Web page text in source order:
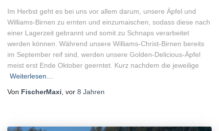
Im Herbst geht es bei uns vor allem darum, unsere Äpfel und
Williams-Birnen zu ernten und einzumaischen, sodass diese nach
einer Lagerzeit gebrannt und somit zu Schnaps verarbeitet
werden können. Während unsere Williams-Christ-Birnen bereits
im September reif sind, werden unsere Golden-Delicious-Äpfel
meist erst Ende Oktober geerntet. Kurz nachdem die jeweilige
Weiterlesen…
Von FischerMaxi, vor 8 Jahren